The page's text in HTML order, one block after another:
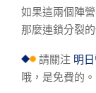
如果這兩個陣
那麼連鎖分裂
請關注 明
哦，是免費的。